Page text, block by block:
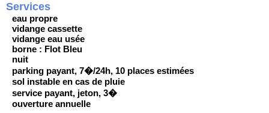
Services
eau propre
vidange cassette
vidange eau usée
borne : Flot Bleu
nuit
parking payant, 7�/24h, 10 places estimées
sol instable en cas de pluie
service payant, jeton, 3�
ouverture annuelle